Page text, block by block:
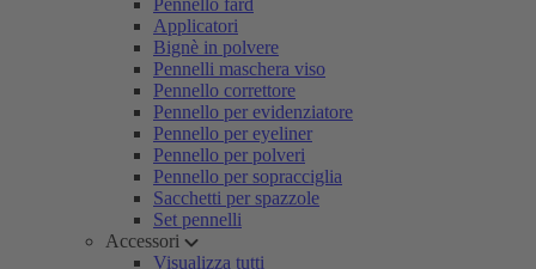
Pennello fard
Applicatori
Bignè in polvere
Pennelli maschera viso
Pennello correttore
Pennello per evidenziatore
Pennello per eyeliner
Pennello per polveri
Pennello per sopracciglia
Sacchetti per spazzole
Set pennelli
Accessori
Visualizza tutti